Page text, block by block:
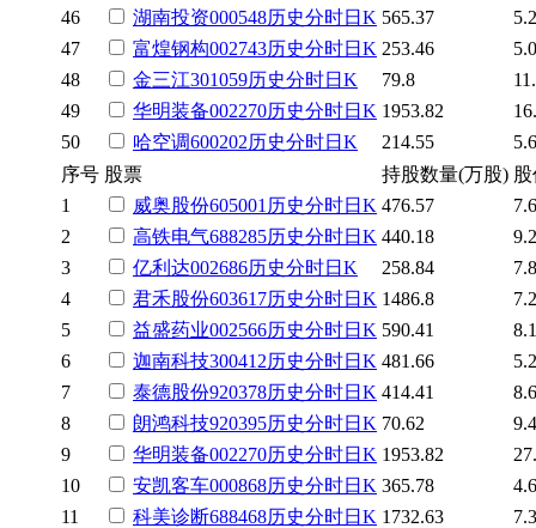
46
湖南投资000548历史分时日K 565.37
47
富煌钢构002743历史分时日K 253.46
48
金三江301059历史分时日K 79.8
49
华明装备002270历史分时日K 1953.82
50
哈空调600202历史分时日K 214.55
序号 股票 持股数量(万股)
1
威奥股份605001 历史分时日K 476.57
2
高铁电气688285历史分时日K 440.18
3
亿利达002686历史分时日K 258.84
4
君禾股份603617历史分时日K 1486.8
5
益盛药业002566历史分时日K 590.41
6
迦南科技300412历史分时日K 481.66
7
泰德股份920378历史分时日K 414.41
8
朗鸿科技920395历史分时日K 70.62
9
华明装备002270历史分时日K 1953.82
10
安凯客车000868历史分时日K 365.78
11
科美诊断688468历史分时日K 1732.63